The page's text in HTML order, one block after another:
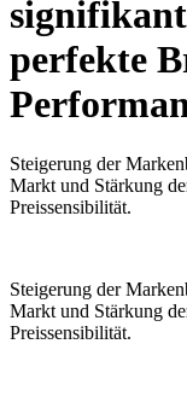
perfekte
Steigerung der
Markt und Stärkung
Preissensibilität.
Steigerung der
Markt und Stärkung
Preissensibilität.